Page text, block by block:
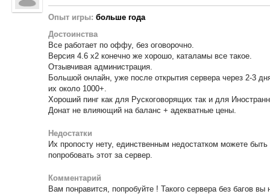
Опыт игры: больше года
Достоинства
Все работает по оффу, без оговорочно.
Версия 4.6 х2 конечно же хорошо, каталамы все такое.
Отзывчивая администрация.
Большой онлайн, уже после открытия сервера через 2-3
их около 1000+.
Хороший пинг как для Рускоговорящих так и для
Донат не влияющий на баланс + адекватные цены.
Недостатки
Их пропосту нету, единственным недостатком можете
попробовать этот за сервер.
Комментарий
Вам понравится, попробуйте ! Такого сервера без багов